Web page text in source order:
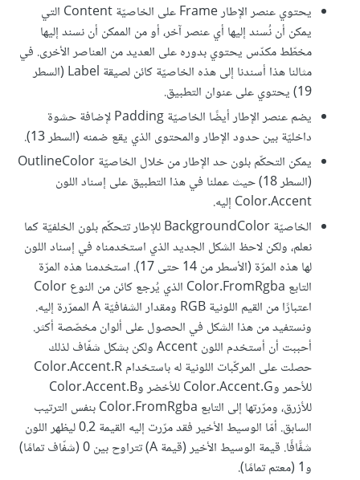
يحتوي عنصر الإطار Frame على الخاصيّة Content التي
يمكن أن نُسند إليها أي عنصر آخر، أو من الممكن أن نسند إليها
مخطّط مكدّس يحتوي بدوره على العديد من العناصر الأخرى. في
مثالنا هذا أسندنا إلى هذه الخاصيّة كائن لصيقة Label (السطر
19) يحتوي على عنوان التطبيق.
يضم عنصر الإطار أيضًا الخاصيّة Padding لإضافة حشوة
داخليّة بين حدود الإطار والمحتوى الذي يقع ضمنه (السطر 13).
يمكن التحكّم بلون حد الإطار من خلال الخاصيّة OutlineColor
(السطر 18) حيث عملنا في هذا التطبيق على إسناد اللون
Color.Accent إليه.
الخاصيّة BackgroundColor للإطار تتحكّم بلون الخلفيّة كما
نعلم، ولكن لاحظ الشكل الجديد الذي استخدمناه في إسناد اللون
لها هذه المرّة (الأسطر من 14 حتى 17). استخدمنا هذه المرّة
التابع Color.FromRgba الذي يُرجع كائن من النوع Color
اعتبارًا من القيم اللونية RGB ومقدار الشفافيّة A الممرّرة إليه.
ونستفيد من هذا الشكل في الحصول على ألوان مخصّصة أكثر.
أحببت أن أستخدم اللون Accent ولكن بشكل شفّاف لذلك
حصلت على المركّبات اللونية له باستخدام Color.Accent.R
للأحمر وColor.Accent.G للأخضر وColor.Accent.B
للأزرق، ومرّرتها إلى التابع Color.FromRgba بنفس الترتيب
السابق. أمّا الوسيط الأخير فقد مرّرت إليه القيمة 0.2 ليظهر اللون
شفَّافًا. قيمة الوسيط الأخير (قيمة A) تتراوح بين 0 (شفّاف تمامًا)
و1 (معتم تمامًا).